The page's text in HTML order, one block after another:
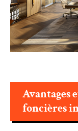
Avantages
foncières